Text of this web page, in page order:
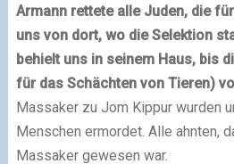
Armann rettete alle Juden, die
uns von dort, wo die Selektion
behielt uns in seinem Haus, bis
für das Schächten von Tieren)
Massaker zu Jom Kippur wurden
Menschen ermordet. Alle ahnten,
Massaker gewesen war.